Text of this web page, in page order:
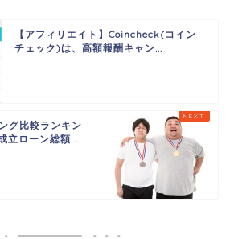
【アフィリエイト】Coincheck(コイン
チェック)は、高額報酬キャン...
グ比較ランキン
立ローン総額...